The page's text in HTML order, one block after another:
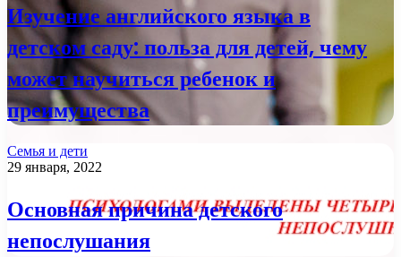
Изучение английского языка в
детском саду: польза для детей, чему
может научиться ребенок и
преимущества
Семья и дети
29 января, 2022
Основная причина детского
непослушания